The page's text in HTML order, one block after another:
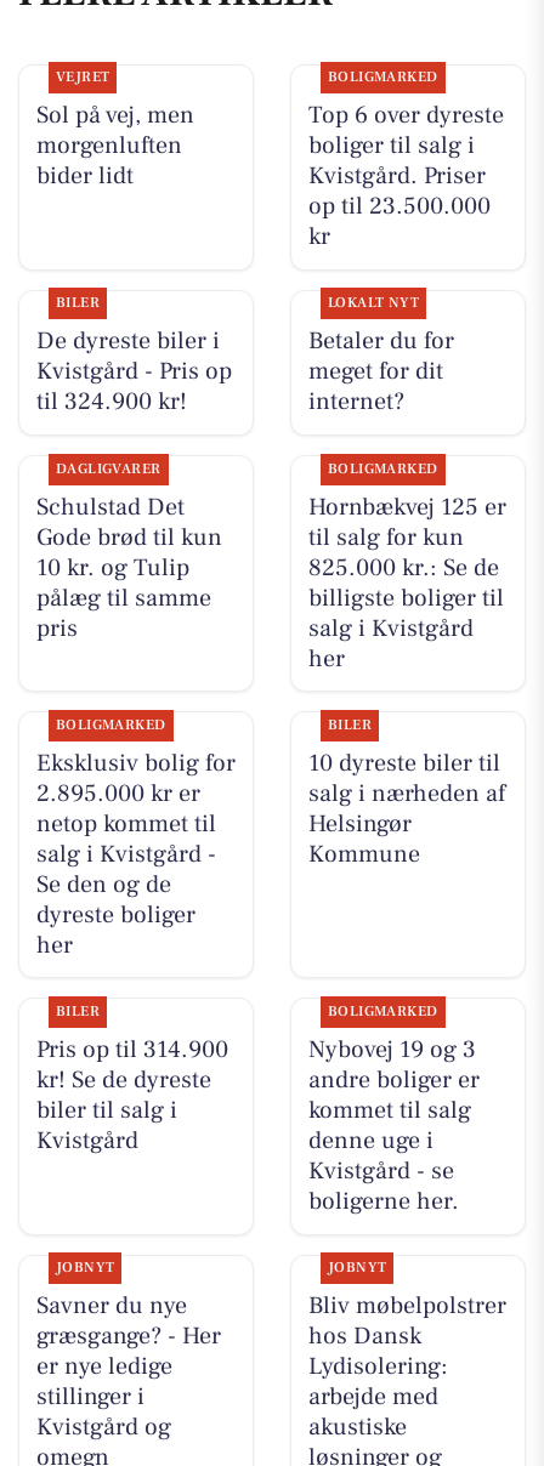
VEJRET
Sol på vej, men
morgenluften
bider lidt
BOLIGMARKED
Top 6 over dyreste
boliger til salg i
Kvistgård. Priser
op til 23.500.000
kr
BILER
De dyreste biler i
Kvistgård - Pris op
til 324.900 kr!
LOKALT NYT
Betaler du for
meget for dit
internet?
DAGLIGVARER
Schulstad Det
Gode brød til kun
10 kr. og Tulip
pålæg til samme
pris
BOLIGMARKED
Hornbækvej 125 er
til salg for kun
825.000 kr.: Se de
billigste boliger til
salg i Kvistgård
her
BOLIGMARKED
Eksklusiv bolig for
2.895.000 kr er
netop kommet til
salg i Kvistgård -
Se den og de
dyreste boliger
her
BILER
10 dyreste biler til
salg i nærheden af
Helsingør
Kommune
BILER
Pris op til 314.900
kr! Se de dyreste
biler til salg i
Kvistgård
BOLIGMARKED
Nybovej 19 og 3
andre boliger er
kommet til salg
denne uge i
Kvistgård - se
boligerne her.
JOBNYT
Savner du nye
græsgange? - Her
er nye ledige
stillinger i
Kvistgård og
omegn
JOBNYT
Bliv møbelpolstrer
hos Dansk
Lydisolering:
arbejde med
akustiske
løsninger og